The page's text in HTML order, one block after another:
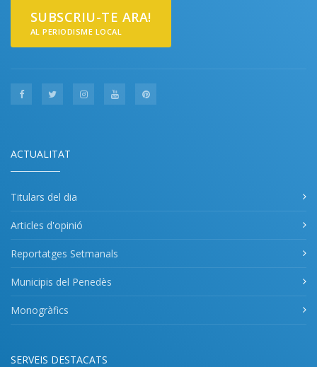
SUBSCRIU-TE ARA!
AL PERIODISME LOCAL
ACTUALITAT
Titulars del dia
Articles d'opinió
Reportatges Setmanals
Municipis del Penedès
Monogràfics
SERVEIS DESTACATS